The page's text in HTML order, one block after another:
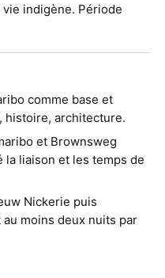
indigène. Période
comme base et
architecture.
et Brownsweg
liaison et les temps de
Nickerie puis
moins deux nuits par